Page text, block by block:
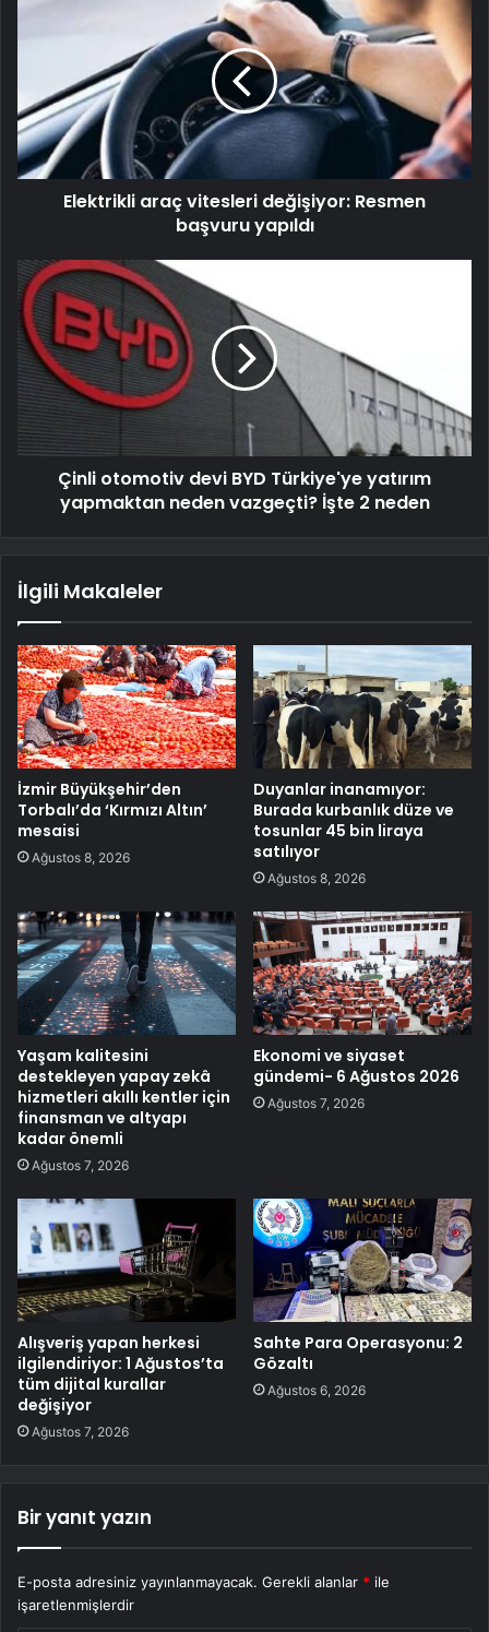
Elektrikli araç vitesleri değişiyor: Resmen
başvuru yapıldı
Çinli otomotiv devi BYD Türkiye'ye yatırım
yapmaktan neden vazgeçti? İşte 2 neden
İlgili Makaleler
İzmir Büyükşehir’den
Torbalı’da ‘Kırmızı Altın’
mesaisi
Ağustos 8, 2026
Duyanlar inanamıyor:
Burada kurbanlık düze ve
tosunlar 45 bin liraya
satılıyor
Ağustos 8, 2026
Yaşam kalitesini
destekleyen yapay zekâ
hizmetleri akıllı kentler için
finansman ve altyapı
kadar önemli
Ağustos 7, 2026
Ekonomi ve siyaset
gündemi- 6 Ağustos 2026
Ağustos 7, 2026
Alışveriş yapan herkesi
ilgilendiriyor: 1 Ağustos’ta
tüm dijital kurallar
değişiyor
Ağustos 7, 2026
Sahte Para Operasyonu: 2
Gözaltı
Ağustos 6, 2026
Bir yanıt yazın
E-posta adresiniz yayınlanmayacak. Gerekli alanlar * ile
işaretlenmişlerdir